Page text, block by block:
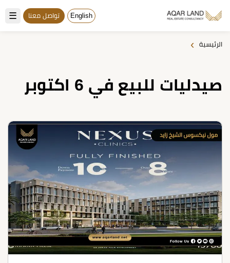
☰ English تواصل معنا
الرئيسية ›
صيدليات للبيع في 6 اكتوبر